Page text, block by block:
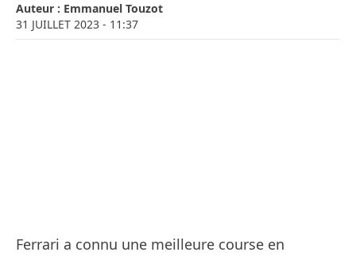
Auteur : Emmanuel Touzot
31 JUILLET 2023 - 11:37
Ferrari a connu une meilleure course en